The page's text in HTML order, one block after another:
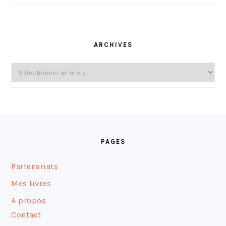
ARCHIVES
Archives
PAGES
Partenariats
Mes livres
A propos
Contact